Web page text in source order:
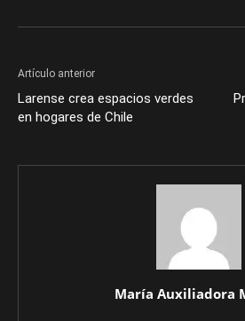
Artículo anterior
Larense crea espacios verdes
en hogares de Chile
María Auxiliadora